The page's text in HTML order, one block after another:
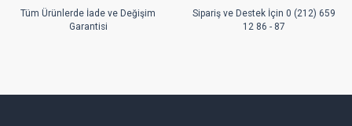
Tüm Ürünlerde İade ve Değişim
Garantisi
Sipariş ve Destek İçin 0 (212) 659
12 86 - 87